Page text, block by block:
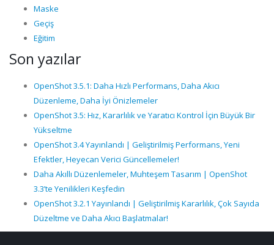
Maske
Geçiş
Eğitim
Son yazılar
OpenShot 3.5.1: Daha Hızlı Performans, Daha Akıcı
Düzenleme, Daha İyi Önizlemeler
OpenShot 3.5: Hız, Kararlılık ve Yaratıcı Kontrol İçin Büyük Bir
Yükseltme
OpenShot 3.4 Yayınlandı | Geliştirilmiş Performans, Yeni
Efektler, Heyecan Verici Güncellemeler!
Daha Akıllı Düzenlemeler, Muhteşem Tasarım | OpenShot
3.3’te Yenilikleri Keşfedin
OpenShot 3.2.1 Yayınlandı | Geliştirilmiş Kararlılık, Çok Sayıda
Düzeltme ve Daha Akıcı Başlatmalar!